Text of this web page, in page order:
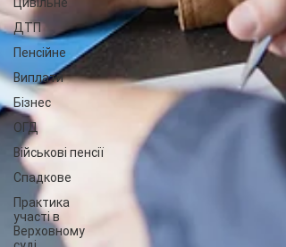
ДТП
Пенсійне
Виплати
Бізнес
ОГД
Військові пенсії
Спадкове
Практика
участі в
Верховному